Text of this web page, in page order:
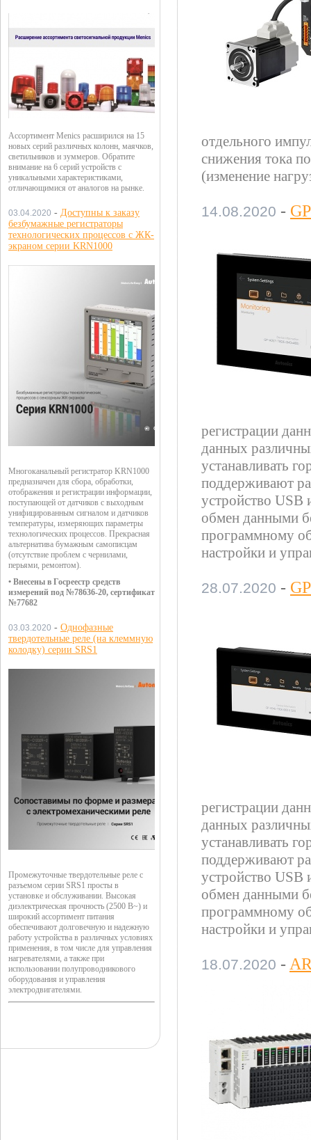
Ассортимент Menics расширился на 15
новых серий различных колонн, маячков,
светильников и зуммеров. Обратите
внимание на 6 серий устройств с
уникальными характеристиками,
отличающимися от аналогов на рынке.
03.04.2020 - Доступны к заказу
безбумажные регистраторы
технологических процессов с ЖК-
экраном серии KRN1000
Многоканальный регистратор KRN1000
предназначен для сбора, обработки,
отображения и регистрации информации,
поступающей от датчиков с выходным
унифицированным сигналом и датчиков
температуры, измеряющих параметры
технологических процессов. Прекрасная
альтернатива бумажным самописцам
(отсутствие проблем с чернилами,
перьями, ремонтом).
• Внесены в Госреестр средств
измерений под №78636-20, сертификат
№77682
03.03.2020 - Однофазные
твердотельные реле (на клеммную
колодку) серии SRS1
Промежуточные твердотельные реле с
разъемом серии SRS1 просты в
установке и обслуживании. Высокая
диэлектрическая прочность (2500 В~) и
широкий ассортимент питания
обеспечивают долговечную и надежную
работу устройства в различных условиях
применения, в том числе для управления
нагревателями, а также при
использовании полупроводникового
оборудования и управления
электродвигателями.
отдельного
снижения тока
(изменение
14.08.2020 -
регистрации
данных
устанавливать
поддерживают
устройство USB
обмен данными
программному
настройки и
28.07.2020 -
регистрации
данных
устанавливать
поддерживают
устройство USB
обмен данными
программному
настройки и
18.07.2020 -